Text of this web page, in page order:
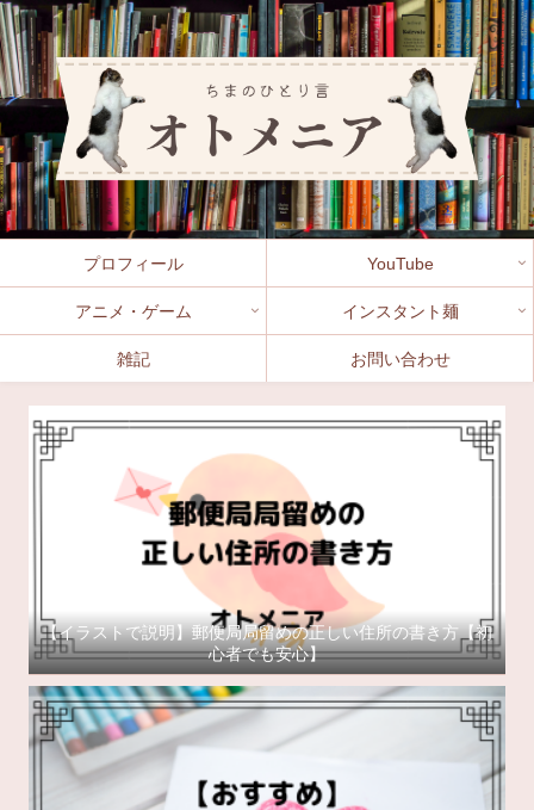
プロフィール YouTube
アニメ・ゲーム インスタント麺
雑記 お問い合わせ
【イラストで説明】郵便局局留めの正しい住所の書き方【初
心者でも安心】